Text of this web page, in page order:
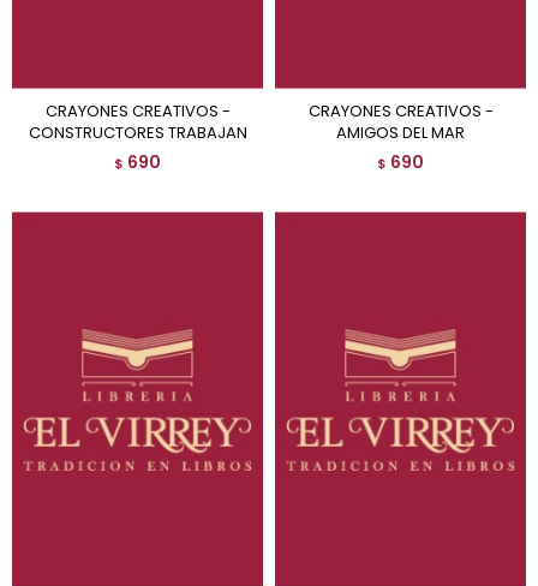
CRAYONES CREATIVOS -
CONSTRUCTORES TRABAJAN
$ 690
CRAYONES CREATIVOS -
AMIGOS DEL MAR
$ 690